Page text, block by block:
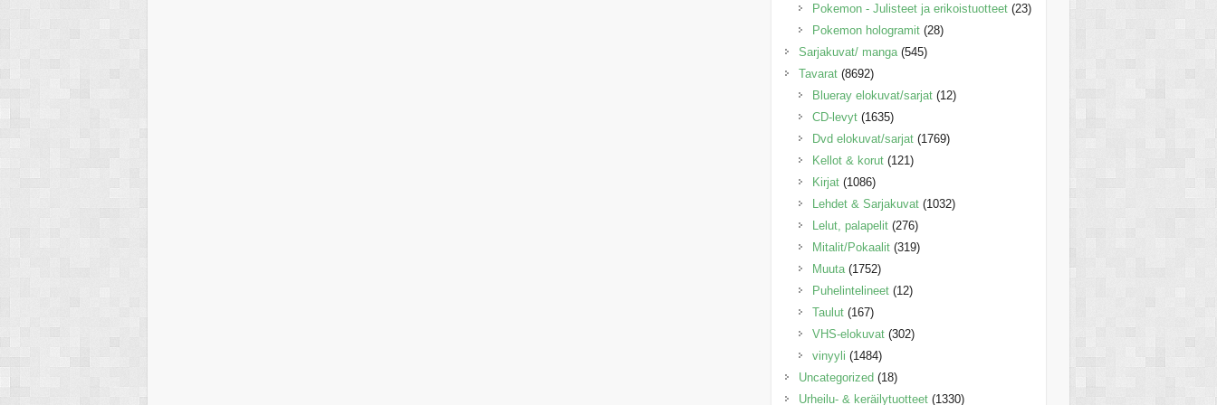
Pokemon - Julisteet ja erikoistuotteet (23)
Pokemon hologramit (28)
Sarjakuvat/ manga (545)
Tavarat (8692)
Blueray elokuvat/sarjat (12)
CD-levyt (1635)
Dvd elokuvat/sarjat (1769)
Kellot & korut (121)
Kirjat (1086)
Lehdet & Sarjakuvat (1032)
Lelut, palapelit (276)
Mitalit/Pokaalit (319)
Muuta (1752)
Puhelintelineet (12)
Taulut (167)
VHS-elokuvat (302)
vinyyli (1484)
Uncategorized (18)
Urheilu- & keräilytuotteet (1330)